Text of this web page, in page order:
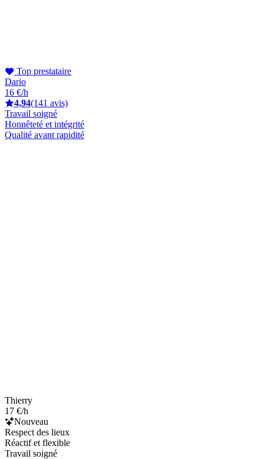
Top prestataire
Dario
16 €/h
4,94(141 avis)
Travail soigné
Honnêteté et intégrité
Qualité avant rapidité
Thierry
17 €/h
Nouveau
Respect des lieux
Réactif et flexible
Travail soigné